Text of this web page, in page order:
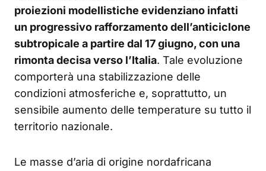
proiezioni modellistiche evidenziano infatti
un progressivo rafforzamento dell’anticiclone
subtropicale a partire dal 17 giugno, con una
rimonta decisa verso l’Italia. Tale evoluzione
comporterà una stabilizzazione delle
condizioni atmosferiche e, soprattutto, un
sensibile aumento delle temperature su tutto il
territorio nazionale.
Le masse d’aria di origine nordafricana